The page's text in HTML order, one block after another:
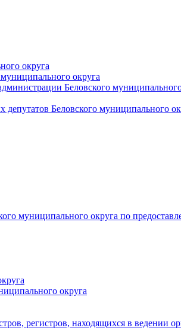
округа
округа
Беловского
Беловского муниципального
муниципального округа по
округа
регистров, находящихся в ведении